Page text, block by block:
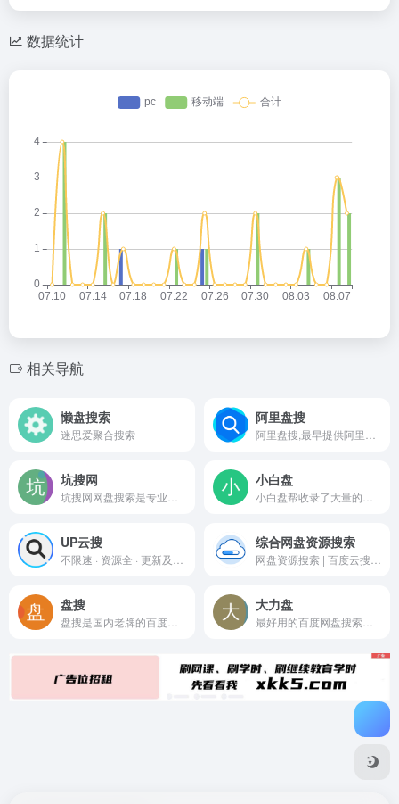
数据统计
相关导航
懒盘搜索
迷思爱聚合搜索
阿里盘搜
坑搜网 小白盘
UP云搜 综合网盘资源搜索
盘搜 大力盘